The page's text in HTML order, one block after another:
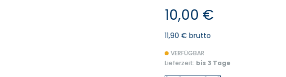
10,00 €
11,90 € brutto
VERFÜGBAR
Lieferzeit: bis 3 Tage